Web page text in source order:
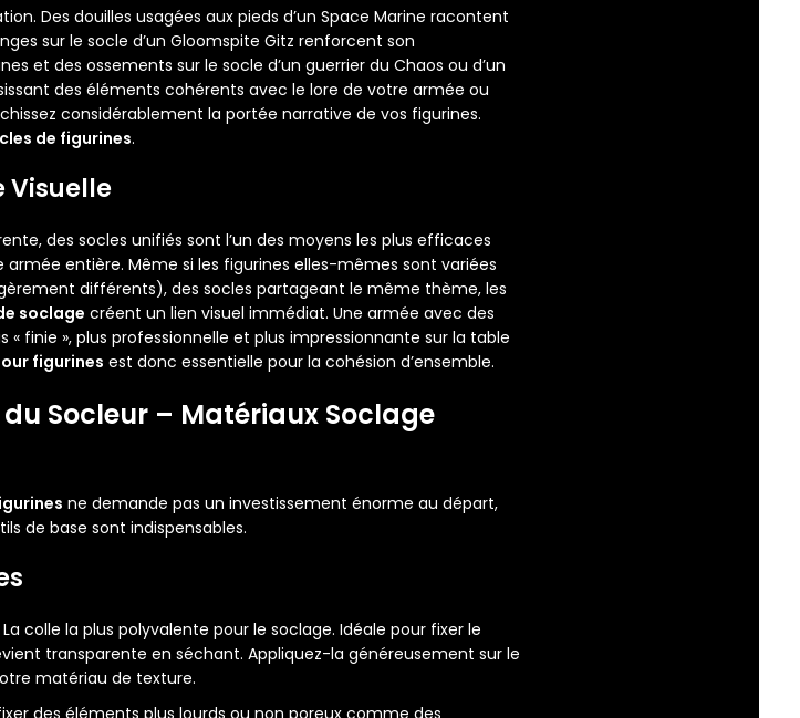
Des douilles usagées aux pieds d’un Space Marine racontent
sur le socle d’un Gloomspite Gitz renforcent son
et des ossements sur le socle d’un guerrier du Chaos ou d’un
des éléments cohérents avec le lore de votre armée ou
considérablement la portée narrative de vos figurines.
de figurines.
Visuelle
des socles unifiés sont l’un des moyens les plus efficaces
entière. Même si les figurines elles-mêmes sont variées
différents), des socles partageant le même thème, les
soclage créent un lien visuel immédiat. Une armée avec des
finie », plus professionnelle et plus impressionnante sur la table
figurines est donc essentielle pour la cohésion d’ensemble.
Socleur – Matériaux Soclage
ne demande pas un investissement énorme au départ,
de base sont indispensables.
La colle la plus polyvalente pour le soclage. Idéale pour fixer le
transparente en séchant. Appliquez-la généreusement sur le
matériau de texture.